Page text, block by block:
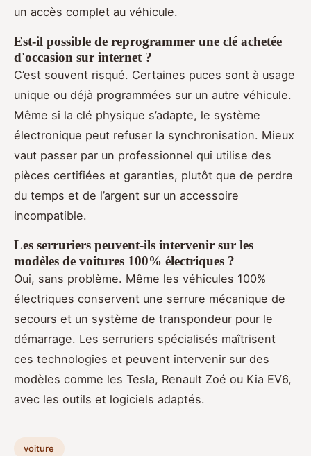
un accès complet au véhicule.
Est-il possible de reprogrammer une clé achetée
d'occasion sur internet ?
C’est souvent risqué. Certaines puces sont à usage
unique ou déjà programmées sur un autre véhicule.
Même si la clé physique s’adapte, le système
électronique peut refuser la synchronisation. Mieux
vaut passer par un professionnel qui utilise des
pièces certifiées et garanties, plutôt que de perdre
du temps et de l’argent sur un accessoire
incompatible.
Les serruriers peuvent-ils intervenir sur les
modèles de voitures 100% électriques ?
Oui, sans problème. Même les véhicules 100%
électriques conservent une serrure mécanique de
secours et un système de transpondeur pour le
démarrage. Les serruriers spécialisés maîtrisent
ces technologies et peuvent intervenir sur des
modèles comme les Tesla, Renault Zoé ou Kia EV6,
avec les outils et logiciels adaptés.
voiture